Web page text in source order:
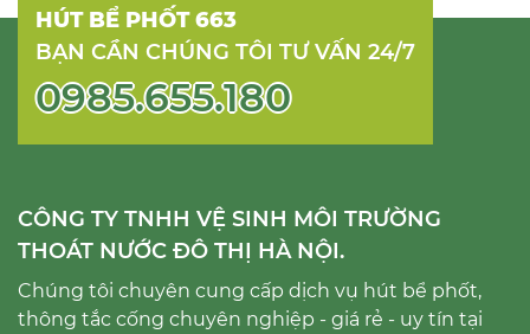
HÚT BỂ PHỐT 663
BẠN CẦN CHÚNG TÔI TƯ VẤN 24/7
0985.655.180
CÔNG TY TNHH VỆ SINH MÔI TRƯỜNG
THOÁT NƯỚC ĐÔ THỊ HÀ NỘI.
Chúng tôi chuyên cung cấp dịch vụ hút bể phốt,
thông tắc cống chuyên nghiệp - giá rẻ - uy tín tại